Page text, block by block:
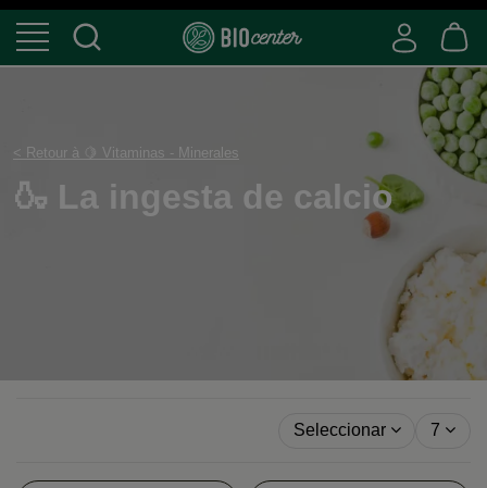
< Retour à 🍋 Vitaminas - Minerales
🍶 La ingesta de
Seleccionar 7